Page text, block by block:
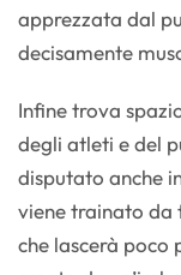
apprezzata dal
decisamente
Infine trova
degli atleti e del
disputato anche
viene trainato da
che lascerà poco